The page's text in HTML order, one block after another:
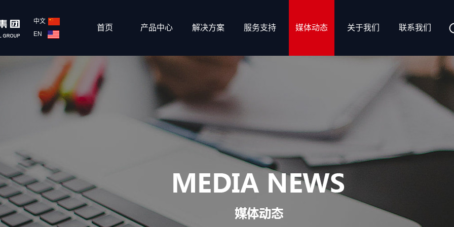
中文
EN
首页 产品中心 解决方案 服务支持 媒体动态 关于我们 联系我们